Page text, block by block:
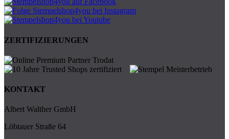
ZERTIFIZIERUNGEN
KONTAKT
Albert Walther GmbH
Löbtauer Straße 64